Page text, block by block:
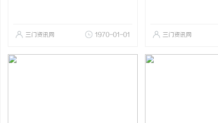
三门资讯网 1970-01-01 三门资讯网